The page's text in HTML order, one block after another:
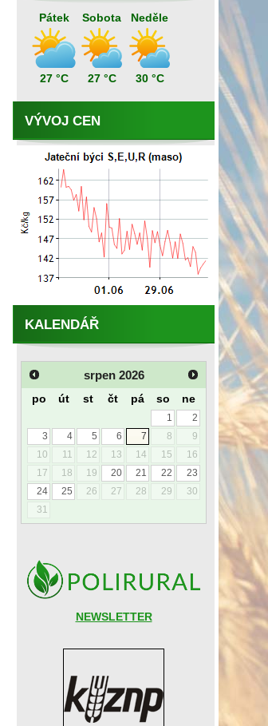
Pátek
27 °C
Sobota
27 °C
Neděle
30 °C
VÝVOJ CEN
KALENDÁŘ
srpen 2026
po út st čt pá so ne
1
2
3
4 5 6 7 8
9
10
11 12 13 14 15
16
17
18 19 20 21 22
23
24
25 26 27 28 29
30
31
NEWSLETTER